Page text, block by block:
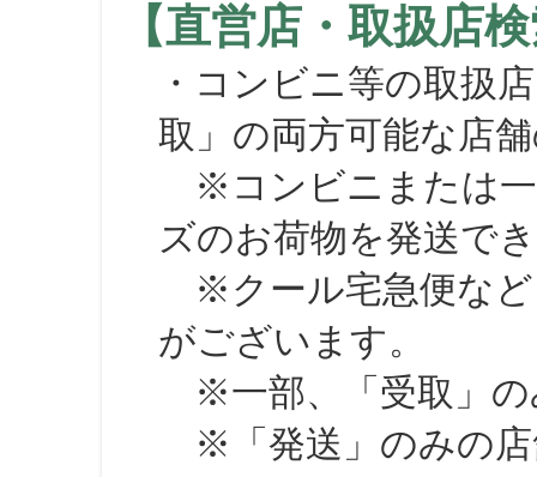
【直営店・取扱店
・コンビニ等の取扱
取」の両方可能な店
※コンビニまたは一
ズのお荷物を発送で
※クール宅急便など
がございます。
※一部、「受取」の
※「発送」のみの店